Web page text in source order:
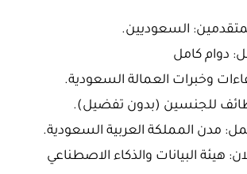
السعوديين.
دوام كامل
وخبرات العمالة السعودية.
للجنسين (بدون تفضيل).
مدن المملكة العربية السعودية.
هيئة البيانات والذكاء الاصطناعي